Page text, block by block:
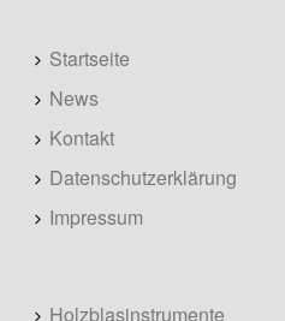
Startseite
News
Kontakt
Datenschutzerklärung
Impressum
Holzblasinstrumente